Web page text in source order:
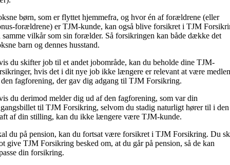
børn, som er flyttet hjemmefra, og hvor én af forældrene (eller
forældrene) er TJM-kunde, kan også blive forsikret i TJM
samme vilkår som sin forælder. Så forsikringen kan både dække det
barn og dennes husstand.
du skifter job til et andet jobområde, kan du beholde dine TJM-
hvis det i dit nye job ikke længere er relevant at være
fagforening, der gav dig adgang til TJM Forsikring.
du derimod melder dig ud af den fagforening, som var din
til TJM Forsikring, selvom du stadig naturligt hører til i
af din stilling, kan du ikke længere være TJM-kunde.
du på pension, kan du fortsat være forsikret i TJM Forsikring. Du
give TJM Forsikring besked om, at du går på pension, så de kan
din forsikring.